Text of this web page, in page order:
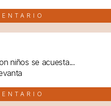
niños se acuesta...